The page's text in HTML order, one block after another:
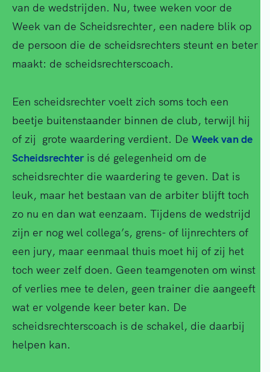
van de wedstrijden. Nu, twee weken voor de
Week van de Scheidsrechter, een nadere blik op
de persoon die de scheidsrechters steunt en beter
maakt: de scheidsrechterscoach.
Een scheidsrechter voelt zich soms toch een
beetje buitenstaander binnen de club, terwijl hij
of zij grote waardering verdient. De Week van de
Scheidsrechteris dé gelegenheid om de
scheidsrechter die waardering te geven. Dat is
leuk, maar het bestaan van de arbiter blijft toch
zo nu en dan wat eenzaam. Tijdens de wedstrijd
zijn er nog wel collega’s, grens- of lijnrechters of
een jury, maar eenmaal thuis moet hij of zij het
toch weer zelf doen. Geen teamgenoten om winst
of verlies mee te delen, geen trainer die aangeeft
wat er volgende keer beter kan. De
scheidsrechterscoach is de schakel, die daarbij
helpen kan.